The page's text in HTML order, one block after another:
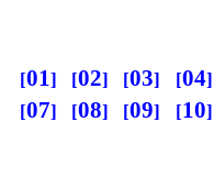
01 02 03 04
07
08 09 10